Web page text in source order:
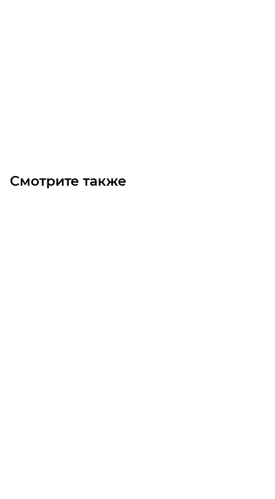
Смотрите также